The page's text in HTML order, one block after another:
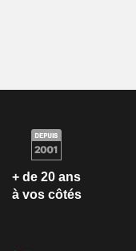
+ de 20 ans
à vos côtés